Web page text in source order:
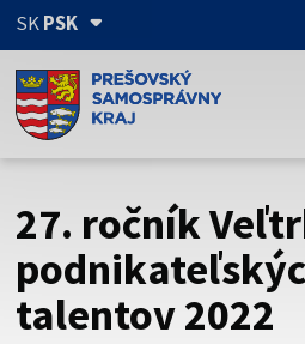
SKPSK
Doména psk.sk je oficiálna
Toto je oficiálna webová stránka
Táto stránka je zabezpečená
Buďte pozorní a vždy sa uistite,
cez zabezpečenú webovú
27. ročník
talentov 2022